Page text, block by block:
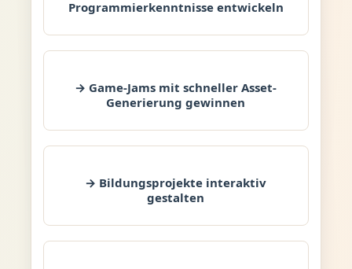
Programmierkenntnisse entwickeln
→ Game-Jams mit schneller Asset-
Generierung gewinnen
→ Bildungsprojekte interaktiv
gestalten